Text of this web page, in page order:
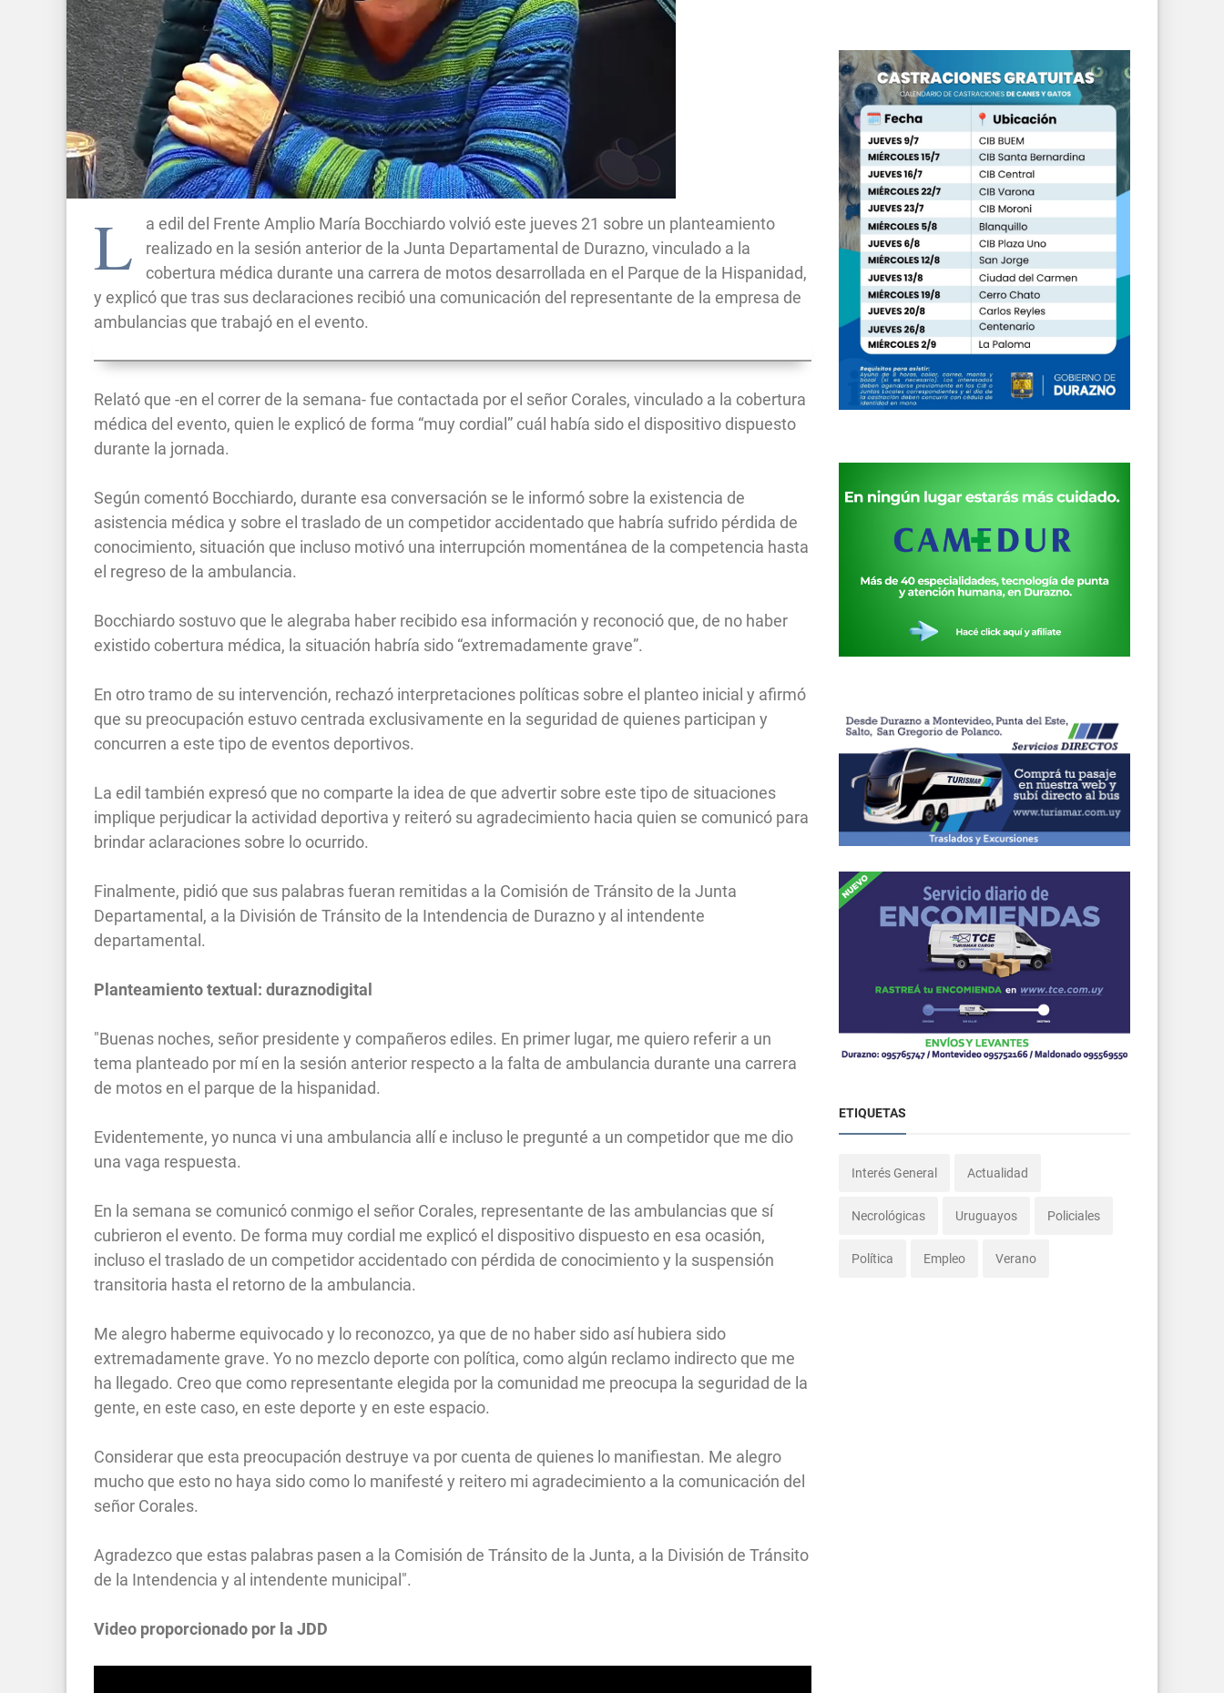
L
a edil del Frente Amplio María Bocchiardo volvió este jueves 21 sobre un planteamiento
realizado en la sesión anterior de la Junta Departamental de Durazno, vinculado a la
cobertura médica durante una carrera de motos desarrollada en el Parque de la Hispanidad,
y explicó que tras sus declaraciones recibió una comunicación del representante de la empresa de
ambulancias que trabajó en el evento.
Relató que -en el correr de la semana- fue contactada por el señor Corales, vinculado a la cobertura
médica del evento, quien le explicó de forma “muy cordial” cuál había sido el dispositivo dispuesto
durante la jornada.
Según comentó Bocchiardo, durante esa conversación se le informó sobre la existencia de
asistencia médica y sobre el traslado de un competidor accidentado que habría sufrido pérdida de
conocimiento, situación que incluso motivó una interrupción momentánea de la competencia hasta
el regreso de la ambulancia.
Bocchiardo sostuvo que le alegraba haber recibido esa información y reconoció que, de no haber
existido cobertura médica, la situación habría sido “extremadamente grave”.
En otro tramo de su intervención, rechazó interpretaciones políticas sobre el planteo inicial y afirmó
que su preocupación estuvo centrada exclusivamente en la seguridad de quienes participan y
concurren a este tipo de eventos deportivos.
La edil también expresó que no comparte la idea de que advertir sobre este tipo de situaciones
implique perjudicar la actividad deportiva y reiteró su agradecimiento hacia quien se comunicó para
brindar aclaraciones sobre lo ocurrido.
Finalmente, pidió que sus palabras fueran remitidas a la Comisión de Tránsito de la Junta
Departamental, a la División de Tránsito de la Intendencia de Durazno y al intendente
departamental.
Planteamiento textual: duraznodigital
"Buenas noches, señor presidente y compañeros ediles. En primer lugar, me quiero referir a un
tema planteado por mí en la sesión anterior respecto a la falta de ambulancia durante una carrera
de motos en el parque de la hispanidad.
Evidentemente, yo nunca vi una ambulancia allí e incluso le pregunté a un competidor que me dio
una vaga respuesta.
En la semana se comunicó conmigo el señor Corales, representante de las ambulancias que sí
cubrieron el evento. De forma muy cordial me explicó el dispositivo dispuesto en esa ocasión,
incluso el traslado de un competidor accidentado con pérdida de conocimiento y la suspensión
transitoria hasta el retorno de la ambulancia.
Me alegro haberme equivocado y lo reconozco, ya que de no haber sido así hubiera sido
extremadamente grave. Yo no mezclo deporte con política, como algún reclamo indirecto que me
ha llegado. Creo que como representante elegida por la comunidad me preocupa la seguridad de la
gente, en este caso, en este deporte y en este espacio.
Considerar que esta preocupación destruye va por cuenta de quienes lo manifiestan. Me alegro
mucho que esto no haya sido como lo manifesté y reitero mi agradecimiento a la comunicación del
señor Corales.
Agradezco que estas palabras pasen a la Comisión de Tránsito de la Junta, a la División de Tránsito
de la Intendencia y al intendente municipal".
Video proporcionado por la JDD
ETIQUETAS
Interés General Actualidad
Necrológicas Uruguayos Policiales
Política Empleo Verano